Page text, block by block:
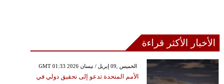
الأخبار الأكثر قراءة
GMT 01:33 2026 الخميس ,09 إبريل / نيسان
الأمم المتحدة تدعو إلى تحقيق دولي في